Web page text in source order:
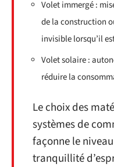
Volet immergé :
de la construction
invisible lorsqu’il
Volet solaire :
réduire la
Le choix des
systèmes de
façonne le
tranquillité